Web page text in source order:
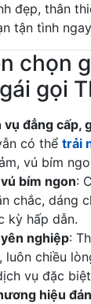
đẹp, thân
tận tình
chọn
gọi
đẳng cấp,
có thể trải
vú bím
bím ngon:
chắc, dáng
kỳ hấp dẫn.
nghiệp:
luôn chiều
vụ đặc
hiệu